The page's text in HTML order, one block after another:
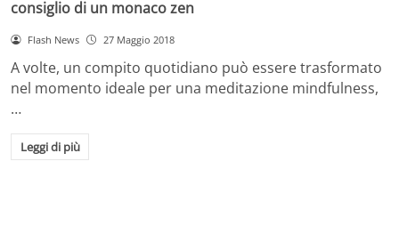
consiglio di un monaco zen
Flash News 27 Maggio 2018
A volte, un compito quotidiano può essere trasformato
nel momento ideale per una meditazione mindfulness,
…
Leggi di più